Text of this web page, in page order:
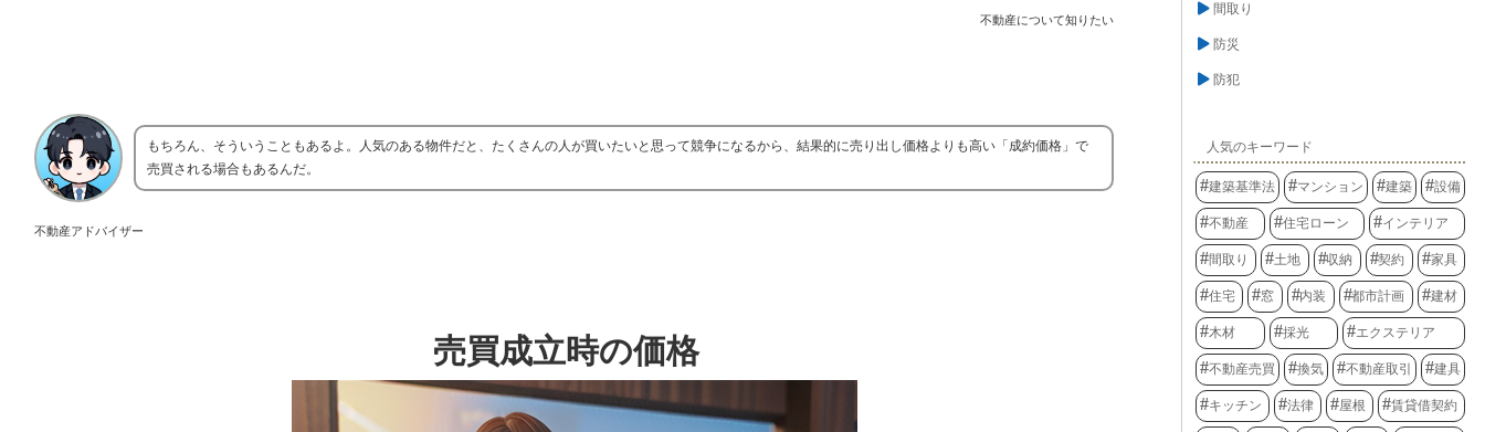
不動産について知りたい
不動産アドバイザー
もちろん、そういうこともあるよ。人気のある物件だと、たくさんの人が買いたいと思って競争になるから、結果的に売り出し価格よりも高い「成約価格」で
売買される場合もあるんだ。
売買成立時の価格
間取り
防災
防犯
人気のキーワード
建築基準法 マンション 建築 設備
不動産 住宅ローン インテリア
間取り 土地 収納 契約 家具
住宅 窓 内装 都市計画 建材
木材 採光 エクステリア
不動産売買 換気 不動産取引 建具
キッチン 法律 屋根 賃貸借契約